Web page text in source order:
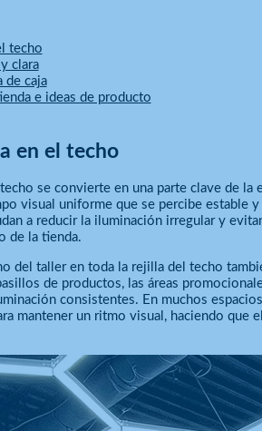
techo
clara
de caja
e ideas de producto
en el techo
se convierte en una parte clave de
visual uniforme que se percibe estable
a reducir la iluminación irregular y
de la tienda.
del taller en toda la rejilla del techo
de productos, las áreas
consistentes. En muchos
mantener un ritmo visual, haciendo que